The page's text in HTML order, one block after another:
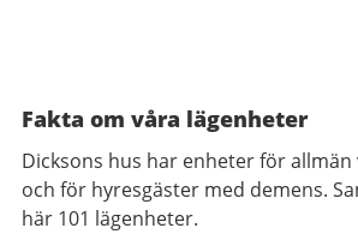
Fakta om våra lägenheter
Dicksons hus har enheter för
och för hyresgäster med demens.
här 101 lägenheter.